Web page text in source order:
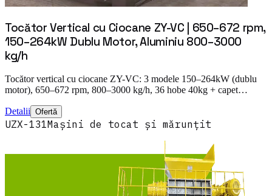
Tocător Vertical cu Ciocane ZY-VC | 650–672 rpm,
150–264kW Dublu Motor, Aluminiu 800–3000
kg/h
Tocător vertical cu ciocane ZY-VC: 3 modele 150–264kW (dublu
motor), 650–672 rpm, 800–3000 kg/h, 36 hobe 40kg + capet…
Detalii Ofertă
UZX-131Mașini de tocat și mărunțit